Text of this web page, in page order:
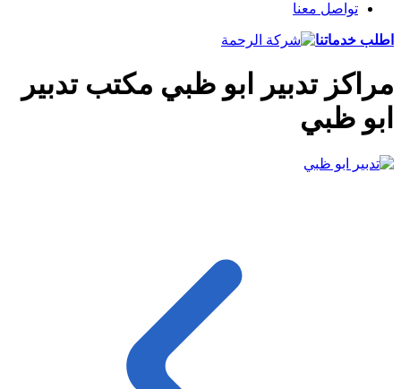
تواصل معنا
اطلب خدماتنا
مراكز تدبير ابو ظبي مكتب تدبير
ابو ظبي